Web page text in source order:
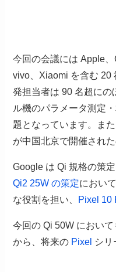
今回の会議には Apple
vivo、Xiaomi を含む 20
発担当者は 90 名超に
ル機のパラメータ測定
題となっています。ま
が中国北京で開催され
Google は Qi 規格の策
Qi2 25W の策定におい
な役割を担い、 Pixel 10
今回の Qi 50W におい
から、将来の Pixel シリ